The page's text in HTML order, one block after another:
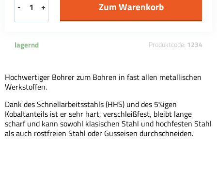
- +
lagernd Produktcode: 1234
Hochwertiger Bohrer zum Bohren in fast allen metallischen
Werkstoffen.
Dank des Schnellarbeitsstahls (HHS) und des 5%igen
Kobaltanteils ist er sehr hart, verschleißfest, bleibt lange
scharf und kann sowohl klasischen Stahl und hochfesten Stahl
als auch rostfreien Stahl oder Gusseisen durchschneiden.